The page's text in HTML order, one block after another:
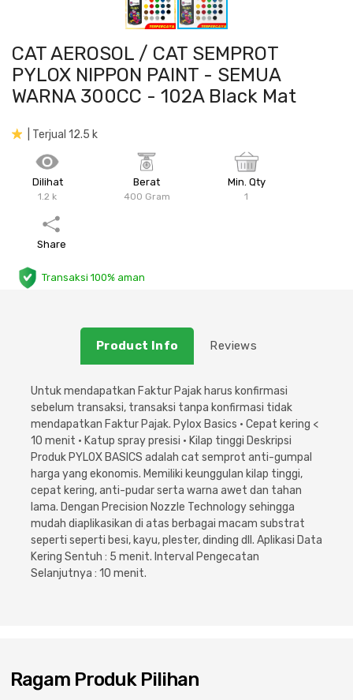
Plafon & Partisi
Sanitari & Aksesorisnya
Peralatan & Perkakas
Aksesoris Perabot
Konstruksi
Saniter
Material Alam
Besi Profil & Plat
Besi Profil & Baja
Semen & Sejenisnya
Sistem Elektrikal
Pompa dan Pipa
CAT AEROSOL / CAT SEMPROT
PYLOX NIPPON PAINT - SEMUA
WARNA 300CC - 102A Black Mat
| Terjual 12.5 k
Dilihat
1.2 k
Berat
400 Gram
Min. Qty
1
Share
Transaksi 100% aman
Product Info Reviews
Untuk mendapatkan Faktur Pajak harus konfirmasi
sebelum transaksi, transaksi tanpa konfirmasi tidak
mendapatkan Faktur Pajak. Pylox Basics • Cepat kering <
10 menit • Katup spray presisi • Kilap tinggi Deskripsi
Produk PYLOX BASICS adalah cat semprot anti-gumpal
harga yang ekonomis. Memiliki keunggulan kilap tinggi,
cepat kering, anti-pudar serta warna awet dan tahan
lama. Dengan Precision Nozzle Technology sehingga
mudah diaplikasikan di atas berbagai macam substrat
seperti seperti besi, kayu, plester, dinding dll. Aplikasi Data
Kering Sentuh : 5 menit. Interval Pengecatan
Selanjutnya : 10 menit.
Ragam Produk Pilihan